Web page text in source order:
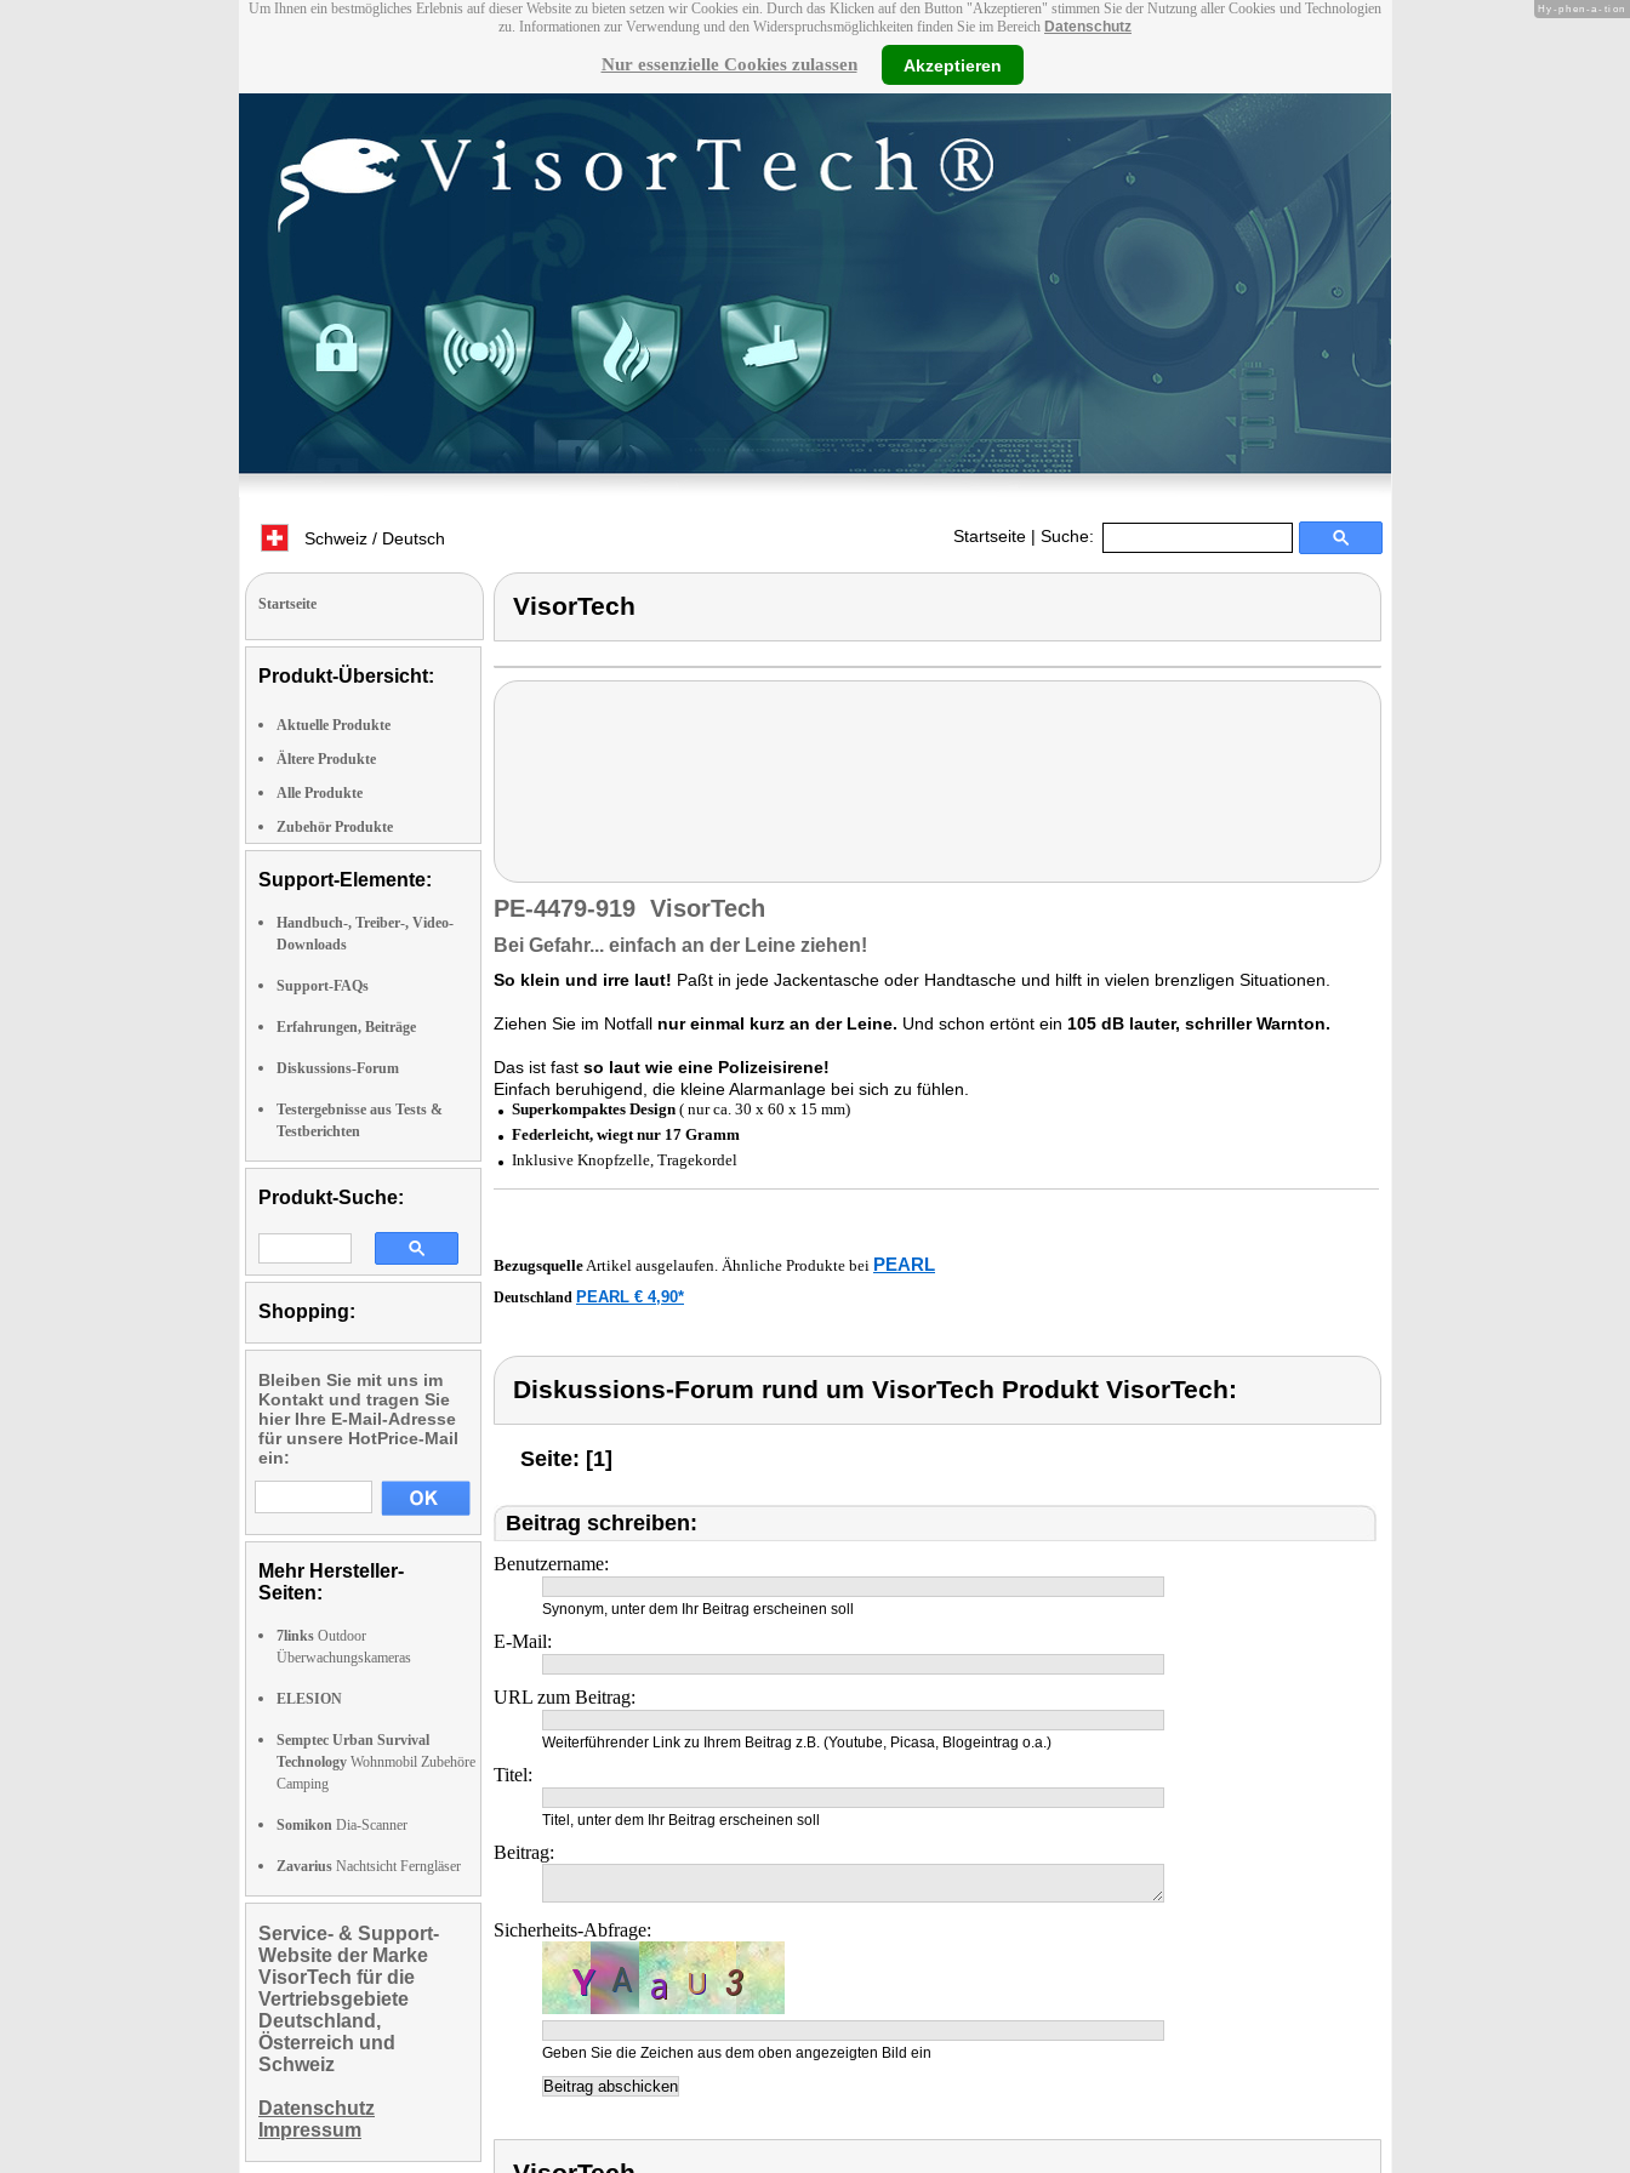
Um Ihnen ein bestmögliches Erlebnis auf dieser Website zu bieten setzen wir Cookies ein. Durch das Klicken auf den Button "Akzeptieren" stimmen Sie der Nutzung aller Cookies und Technologien
zu. Informationen zur Verwendung und den Widerspruchsmöglichkeiten finden Sie im Bereich Datenschutz
Nur essenzielle Cookies zulassen Akzeptieren
Schweiz / Deutsch Startseite | Suche:
Startseite
Produkt-Übersicht:
Aktuelle Produkte
Ältere Produkte
Alle Produkte
Zubehör Produkte
Support-Elemente:
Handbuch-, Treiber-, Video-
Downloads
Support-FAQs
Erfahrungen, Beiträge
Diskussions-Forum
Testergebnisse aus Tests &
Testberichten
Produkt-Suche:
Shopping:
Bleiben Sie mit uns im
Kontakt und tragen Sie
hier Ihre E-Mail-Adresse
für unsere HotPrice-Mail
ein:
Mehr Hersteller-
Seiten:
7links Outdoor
Überwachungskameras
ELESION
Semptec Urban Survival
Technology Wohnmobil Zubehöre
Camping
Somikon Dia-Scanner
Zavarius Nachtsicht Ferngläser
Service- & Support-
Website der Marke
VisorTech für die
Vertriebsgebiete
Deutschland,
Österreich und
Schweiz
Datenschutz
Impressum
VisorTech
PE-4479-919 VisorTech
Bei Gefahr... einfach an der Leine ziehen!
So klein und irre laut! Paßt in jede Jackentasche oder Handtasche und hilft in vielen brenzligen Situationen.
Ziehen Sie im Notfall nur einmal kurz an der Leine. Und schon ertönt ein 105 dB lauter, schriller Warnton.
Das ist fast so laut wie eine Polizeisirene!
Einfach beruhigend, die kleine Alarmanlage bei sich zu fühlen.
Superkompaktes Design ( nur ca. 30 x 60 x 15 mm)
Federleicht, wiegt nur 17 Gramm
Inklusive Knopfzelle, Tragekordel
BezugsquelleArtikel ausgelaufen. Ähnliche Produkte bei PEARL
Deutschland PEARL € 4,90*
Diskussions-Forum rund um VisorTech Produkt VisorTech:
Seite: [1]
Beitrag schreiben:
Benutzername:
Synonym, unter dem Ihr Beitrag erscheinen soll
E-Mail:
URL zum Beitrag:
Weiterführender Link zu Ihrem Beitrag z.B. (Youtube, Picasa, Blogeintrag o.a.)
Titel:
Titel, unter dem Ihr Beitrag erscheinen soll
Beitrag:
Sicherheits-Abfrage:
Geben Sie die Zeichen aus dem oben angezeigten Bild ein
Hy-phen-a-tion